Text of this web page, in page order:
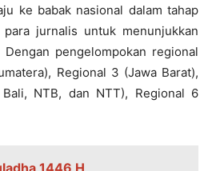
ke babak nasional dalam tahap
jurnalis untuk menunjukkan
pengelompokan regional
Regional 3 (Jawa Barat),
NTB, dan NTT), Regional 6